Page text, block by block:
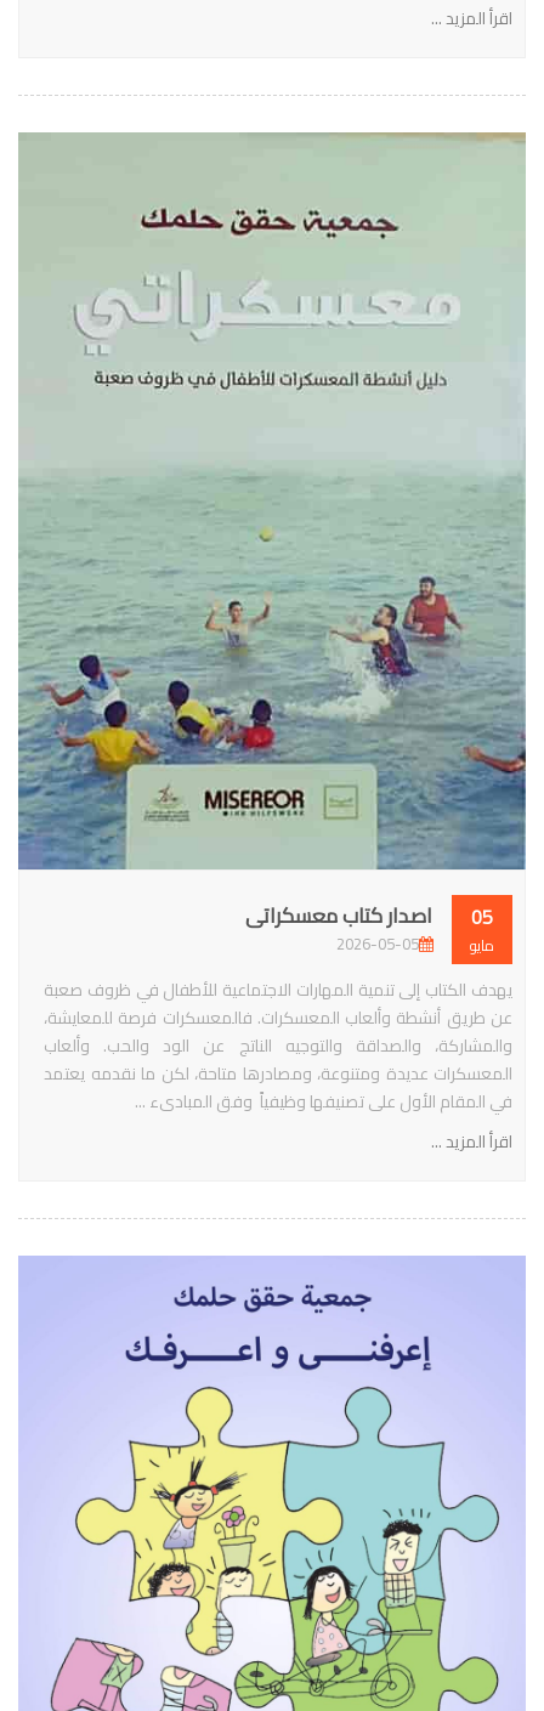
اقرأ المزيد ...
05
مايو
اصدار كتاب معسكراتى
2026-05-05
يهدف الكتاب إلى تنمية المهارات الاجتماعية للأطفال في ظروف صعبة
عن طريق أنشطة وألعاب المعسكرات. فالمعسكرات فرصة للمعايشة،
والمشاركة، والصداقة والتوجيه الناتج عن الود والحب. وألعاب
المعسكرات عديدة ومتنوعة، ومصادرها متاحة، لكن ما نقدمه يعتمد
في المقام الأول على تصنيفها وظيفياً وفق المبادىء ...
اقرأ المزيد ...